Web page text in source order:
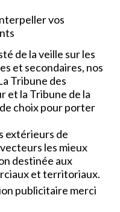
vos
de la veille sur les
et secondaires, nos
Tribune des
et la Tribune de la
choix pour porter
extérieurs de
les mieux
destinée aux
et territoriaux.
publicitaire merci